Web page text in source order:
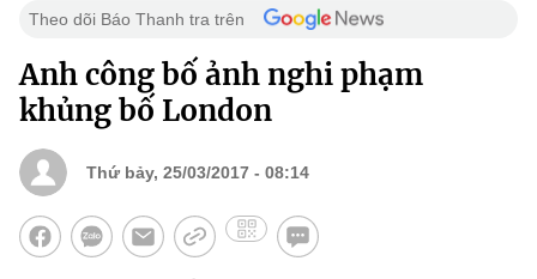
Theo dõi Báo Thanh tra trên
Anh công bố ảnh nghi phạm
khủng bố London
Thứ bảy, 25/03/2017 - 08:14